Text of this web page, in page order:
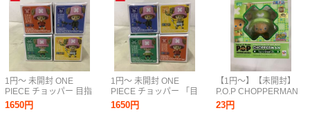
1円～ 未開封 ONE
PIECE チョッパー 目指
せ海賊フィギュア 全4
1650円
1円～ 未開封 ONE
PIECE チョッパー 「目
指せ海賊」フィギュア
全4種
1650円
【1円～】【未開封】
P.O.P CHOPPERMAN
Pastel Green Ver. チョ
ッパーマン パステルグ
23円